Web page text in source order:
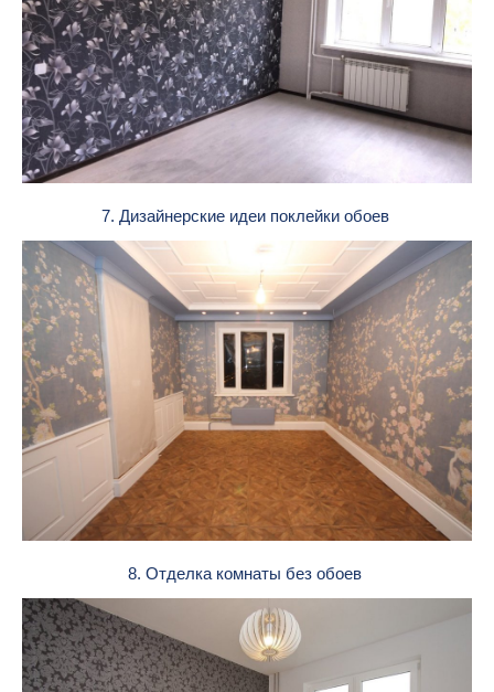
7. Дизайнерские идеи поклейки обоев
8. Отделка комнаты без обоев